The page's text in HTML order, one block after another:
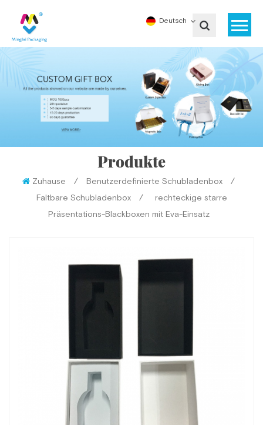
Deutsch
Produkte
Zuhause / Benutzerdefinierte Schubladenbox
/
Faltbare Schubladenbox
/
rechteckige starre
Präsentations-Blackboxen mit Eva-Einsatz